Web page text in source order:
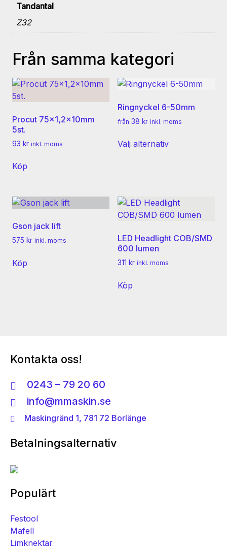
Tandantal
Z32
Från samma kategori
Procut 75×1,2x10mm
5st.
93 kr inkl. moms
Köp
Ringnyckel 6-50mm
från 38 kr inkl. moms
Välj alternativ
De
olika
alternativen
Gson jack lift
575 kr inkl. moms
Köp
LED Headlight COB/SMD
600 lumen
311 kr inkl. moms
Köp
Kontakta oss!
0243 – 79 20 60
info@mmaskin.se
Maskingränd 1, 781 72 Borlänge
Betalningsalternativ
Populärt
Festool
Mafell
Limknektar